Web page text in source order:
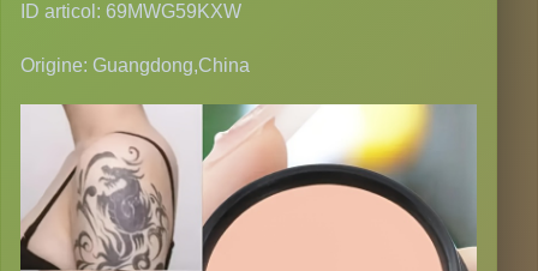
ID articol: 69MWG59KXW
Origine: Guangdong,China